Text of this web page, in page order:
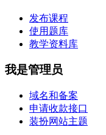
发布课程
使用题库
教学资料库
我是管理员
域名和备案
申请收款接口
装扮网站主题